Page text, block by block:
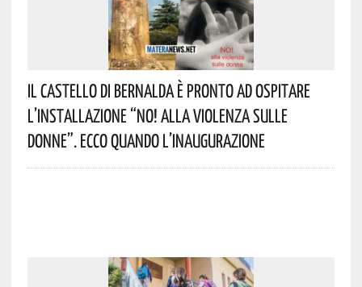
Il Castello Di Bernalda È Pronto Ad Ospitare
L’installazione “NO! Alla Violenza Sulle
Donne”. Ecco Quando L’inaugurazione